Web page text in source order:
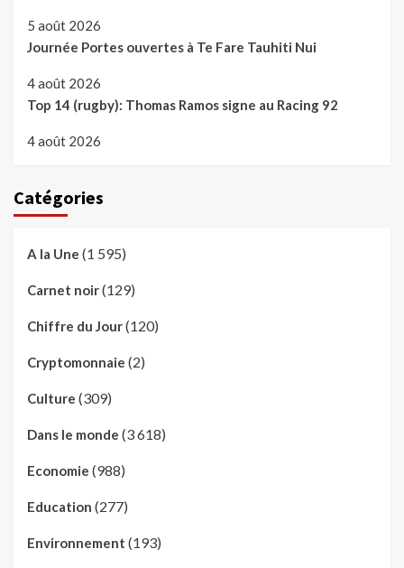
5 août 2026
Journée Portes ouvertes à Te Fare Tauhiti Nui
4 août 2026
Top 14 (rugby): Thomas Ramos signe au Racing 92
4 août 2026
Catégories
A la Une (1 595)
Carnet noir(129)
Chiffre du Jour(120)
Cryptomonnaie (2)
Culture (309)
Dans le monde (3 618)
Economie (988)
Education (277)
Environnement (193)